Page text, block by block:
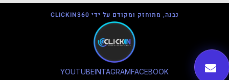
נבנה, מתוחזק ומקודם על ידי CLICKIN360
FACEBOOK
INTAGRAM
YOUTUBE